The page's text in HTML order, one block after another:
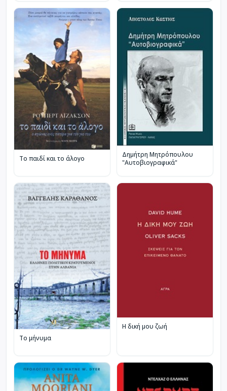
Το παιδί και το άλογο
Δημήτρη Μητρόπουλου
"Αυτοβιογραφικά"
Το μήνυμα
Η δική μου ζωή